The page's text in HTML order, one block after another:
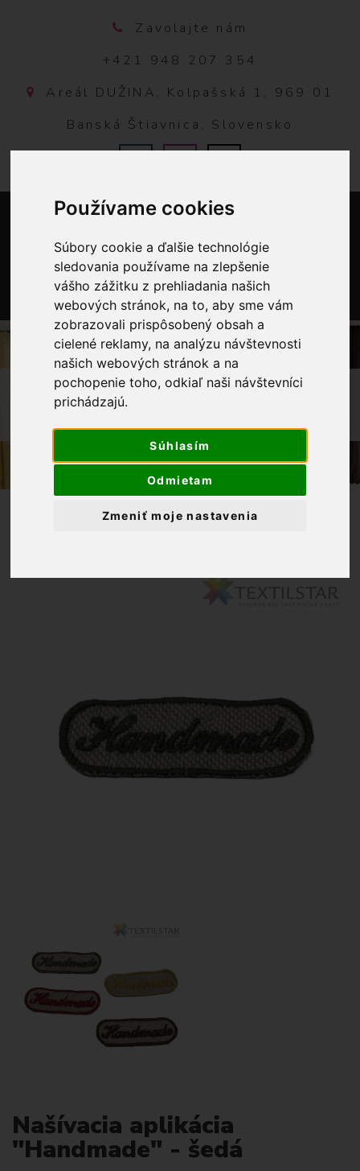
Používame cookies
Súbory cookie a ďalšie technológie
sledovania používame na zlepšenie
vášho zážitku z prehliadania našich
webových stránok, na to, aby sme vám
zobrazovali prispôsobený obsah a
cielené reklamy, na analýzu návštevnosti
našich webových stránok a na
pochopenie toho, odkiaľ naši návštevníci
prichádzajú.
Súhlasím
Odmietam
Zmeniť moje nastavenia
Zavolajte nám
+421 948 207 354
Areál DUŽINA, Kolpašská 1, 969 01
Banská Štiavnica, Slovensko
0
OBCHOD GALANTÉRIA
NÁŠIVKY
NAŠÍVACIA APLIKÁCIA "HANDMADE" -
ŠEDÁ
Našívacia aplikácia
"Handmade" - šedá